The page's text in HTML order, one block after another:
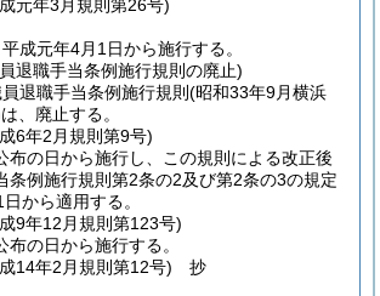
元年3月規則第26号)
成元年4月1日から施行する。
退職手当条例施行規則の廃止)
退職手当条例施行規則 (昭和33年9月横浜
は、廃止する。
6年2月規則第9号)
布の日から施行し、この規則による改正後
条例施行規則第2条の2及び第2条の3の規定
から適用する。
9年12月規則第123号)
布の日から施行する。
14年2月規則第12号) 抄